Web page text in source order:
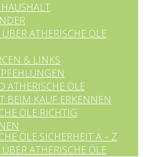
ÄTHERISCHE ÖLE
& LINKS
ÄTHERISCHE ÖLE
BEIM KAUF ERKENNEN
ÖLE RICHTIG
ÖLE SICHERHEIT A – Z
ÄTHERISCHE ÖLE